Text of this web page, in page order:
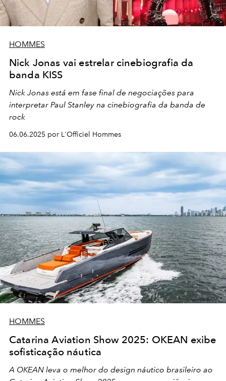
HOMMES
Nick Jonas vai estrelar cinebiografia da
banda KISS
Nick Jonas está em fase final de negociações para
interpretar Paul Stanley na cinebiografia da banda de
rock
06.06.2025 por L'Officiel Hommes
HOMMES
Catarina Aviation Show 2025: OKEAN exibe
sofisticação náutica
A OKEAN leva o melhor do design náutico brasileiro ao